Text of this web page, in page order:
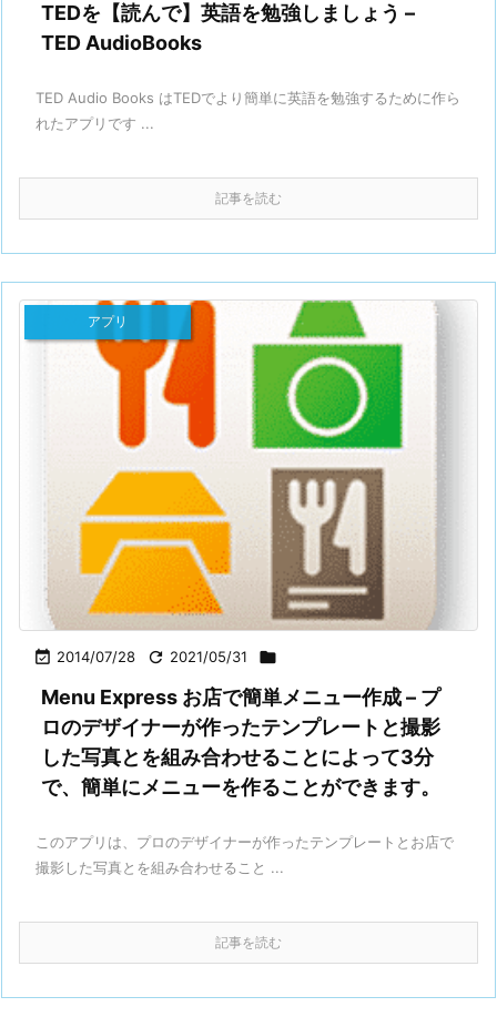
TEDを【読んで】英語を勉強しましょう –
TED AudioBooks
TED Audio Books はTEDでより簡単に英語を勉強するために作ら
れたアプリです ...
記事を読む
 2014/07/28  2021/05/31 
アプリ
Menu Express お店で簡単メニュー作成 – プ
ロのデザイナーが作ったテンプレートと撮影
した写真とを組み合わせることによって3分
で、簡単にメニューを作ることができます。
このアプリは、プロのデザイナーが作ったテンプレートとお店で
撮影した写真とを組み合わせること ...
記事を読む